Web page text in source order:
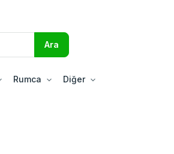
Rumca Diğer